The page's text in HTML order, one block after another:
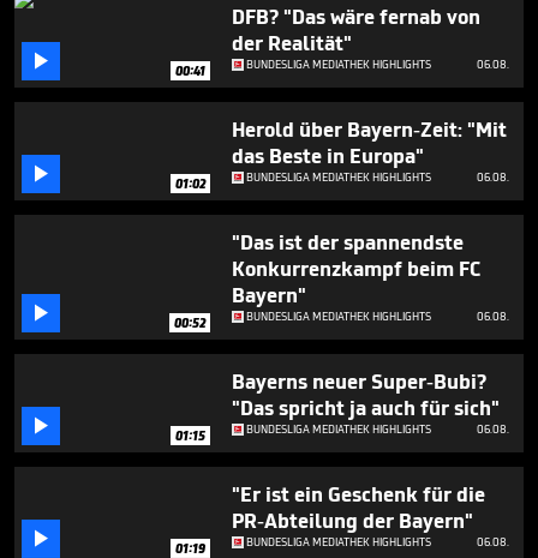
3
seconds
 00:41
DFB? "Das wäre fernab von
der Realität"
BUNDESLIGA MEDIATHEK HIGHLIGHTS 06.08.
 01:02
Herold über Bayern-Zeit: "Mit
das Beste in Europa"
BUNDESLIGA MEDIATHEK HIGHLIGHTS 06.08.
 00:52
"Das ist der spannendste
Konkurrenzkampf beim FC
Bayern"
BUNDESLIGA MEDIATHEK HIGHLIGHTS 06.08.
 01:15
Bayerns neuer Super-Bubi?
"Das spricht ja auch für sich"
BUNDESLIGA MEDIATHEK HIGHLIGHTS 06.08.
 01:19
"Er ist ein Geschenk für die
PR-Abteilung der Bayern"
BUNDESLIGA MEDIATHEK HIGHLIGHTS 06.08.